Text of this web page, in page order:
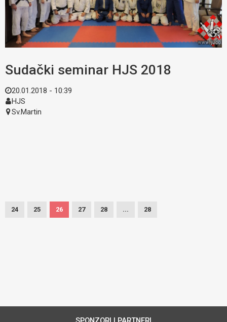
Sudački seminar HJS 2018
20.01.2018 - 10:39
HJS
Sv.Martin
24 25 26 27 28 ... 28